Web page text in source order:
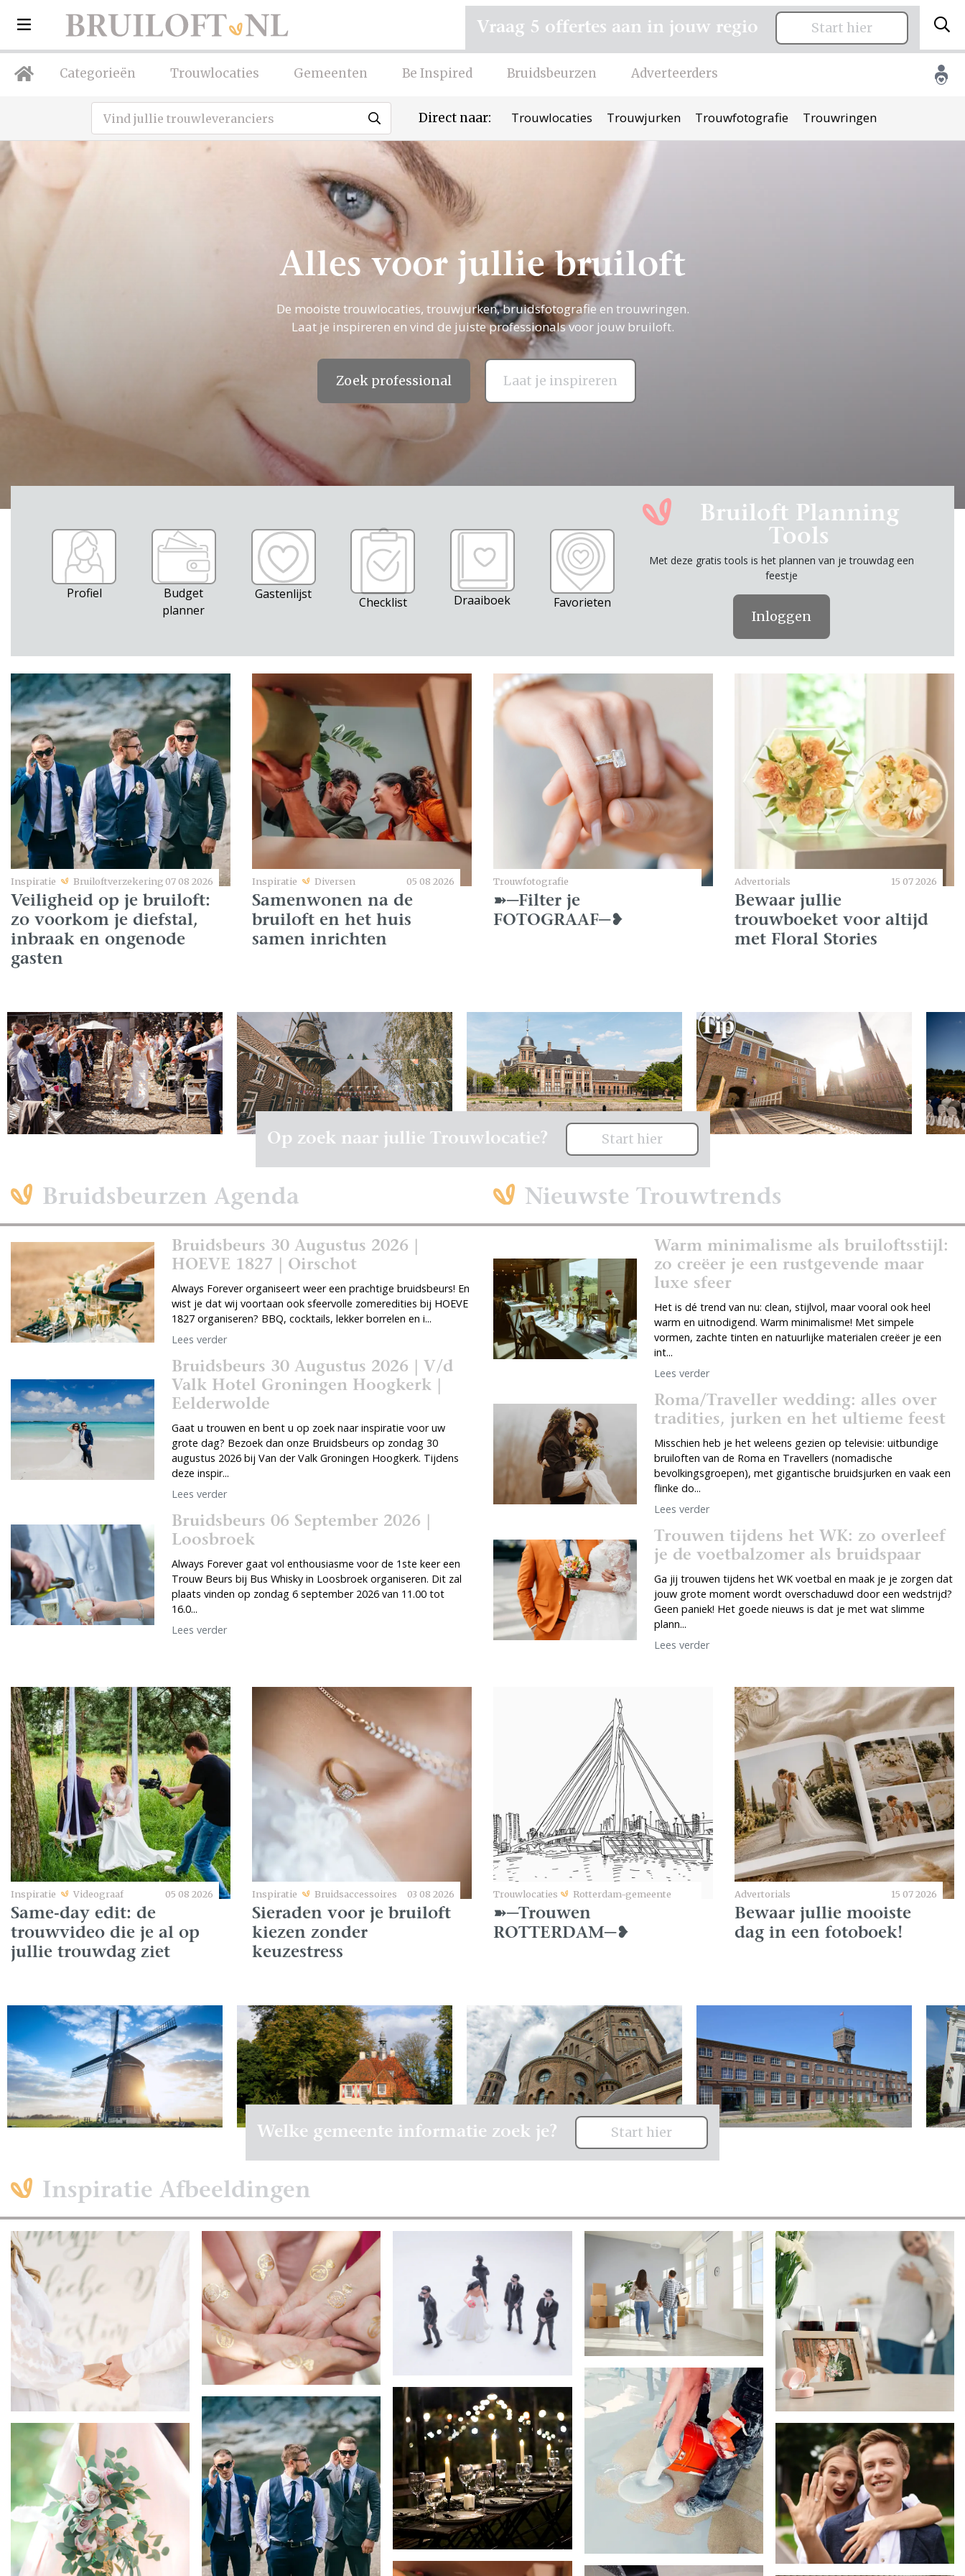
Categorieën Trouwlocaties Gemeenten Be Inspired Bruidsbeurzen Adverteerders
Direct naar: Trouwlocaties Trouwjurken Trouwfotografie Trouwringen
Vraag 5 offertes aan in jouw regio Start hier
Alles voor jullie bruiloft
De mooiste trouwlocaties, trouwjurken, bruidsfotografie en trouwringen.
Laat je inspireren en vind de juiste professionals voor jouw bruiloft.
Zoek professional Laat je inspireren
Bruiloft Planning
Tools
Met deze gratis tools is het plannen van je trouwdag een
feestje
Inloggen
Profiel
Budget
planner
Gastenlijst
Checklist Draaiboek Favorieten
Inspiratie Bruiloftverzekering07 08 2026
Veiligheid op je bruiloft:
zo voorkom je diefstal,
inbraak en ongenode
gasten
Inspiratie Diversen 05 08 2026
Samenwonen na de
bruiloft en het huis
samen inrichten
Trouwfotografie
➽─Filter je
FOTOGRAAF─❥
Advertorials 15 07 2026
Bewaar jullie
trouwboeket voor altijd
met Floral Stories
Op zoek naar jullie Trouwlocatie? Start hier
Bruidsbeurzen Agenda Nieuwste Trouwtrends
Bruidsbeurs 30 Augustus 2026 |
HOEVE 1827 | Oirschot
Always Forever organiseert weer een prachtige bruidsbeurs! En
wist je dat wij voortaan ook sfeervolle zomeredities bij HOEVE
1827 organiseren? BBQ, cocktails, lekker borrelen en i...
Lees verder
Bruidsbeurs 30 Augustus 2026 | V/d
Valk Hotel Groningen Hoogkerk |
Eelderwolde
Gaat u trouwen en bent u op zoek naar inspiratie voor uw
grote dag? Bezoek dan onze Bruidsbeurs op zondag 30
augustus 2026 bij Van der Valk Groningen Hoogkerk. Tijdens
deze inspir...
Lees verder
Bruidsbeurs 06 September 2026 |
Loosbroek
Always Forever gaat vol enthousiasme voor de 1ste keer een
Trouw Beurs bij Bus Whisky in Loosbroek organiseren. Dit zal
plaats vinden op zondag 6 september 2026 van 11.00 tot
16.0...
Lees verder
Warm minimalisme als bruiloftsstijl:
zo creëer je een rustgevende maar
luxe sfeer
Het is dé trend van nu: clean, stijlvol, maar vooral ook heel
warm en uitnodigend. Warm minimalisme! Met simpele
vormen, zachte tinten en natuurlijke materialen creëer je een
int...
Lees verder
Roma/Traveller wedding: alles over
tradities, jurken en het ultieme feest
Misschien heb je het weleens gezien op televisie: uitbundige
bruiloften van de Roma en Travellers (nomadische
bevolkingsgroepen), met gigantische bruidsjurken en vaak een
flinke do...
Lees verder
Trouwen tijdens het WK: zo overleef
je de voetbalzomer als bruidspaar
Ga jij trouwen tijdens het WK voetbal en maak je je zorgen dat
jouw grote moment wordt overschaduwd door een wedstrijd?
Geen paniek! Het goede nieuws is dat je met wat slimme
plann...
Lees verder
Inspiratie Videograaf 05 08 2026
Same-day edit: de
trouwvideo die je al op
jullie trouwdag ziet
Inspiratie Bruidsaccessoires 03 08 2026
Sieraden voor je bruiloft
kiezen zonder
keuzestress
Trouwlocaties Rotterdam-gemeente
➽─Trouwen
ROTTERDAM─❥
Advertorials 15 07 2026
Bewaar jullie mooiste
dag in een fotoboek!
Welke gemeente informatie zoek je? Start hier
Inspiratie Afbeeldingen